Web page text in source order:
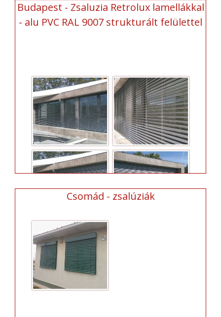
Budapest - Zsaluzia Retrolux lamellákkal
- alu PVC RAL 9007 strukturált felülettel
Csomád - zsalúziák